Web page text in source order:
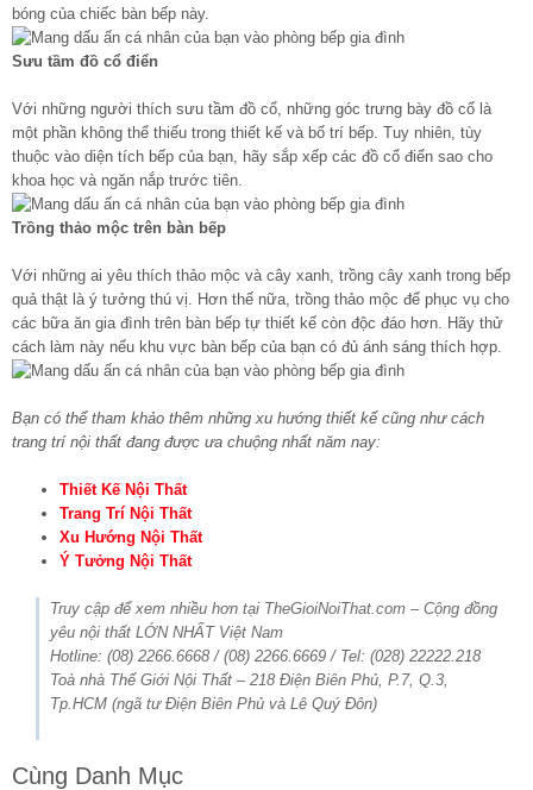
bóng của chiếc bàn bếp này.
Sưu tầm đồ cổ điển
Với những người thích sưu tầm đồ cổ, những góc trưng bày đồ cổ là
một phần không thể thiếu trong thiết kế và bố trí bếp. Tuy nhiên, tùy
thuộc vào diện tích bếp của bạn, hãy sắp xếp các đồ cổ điển sao cho
khoa học và ngăn nắp trước tiên.
Trồng thảo mộc trên bàn bếp
Với những ai yêu thích thảo mộc và cây xanh, trồng cây xanh trong bếp
quả thật là ý tưởng thú vị. Hơn thế nữa, trồng thảo mộc để phục vụ cho
các bữa ăn gia đình trên bàn bếp tự thiết kế còn độc đáo hơn. Hãy thử
cách làm này nếu khu vực bàn bếp của bạn có đủ ánh sáng thích hợp.
Bạn có thể tham khảo thêm những xu hướng thiết kế cũng như cách
trang trí nội thất đang được ưa chuộng nhất năm nay:
Thiết Kế Nội Thất
Trang Trí Nội Thất
Xu Hướng Nội Thất
Ý Tưởng Nội Thất
Truy cập để xem nhiều hơn tại TheGioiNoiThat.com – Cộng đồng
yêu nội thất LỚN NHẤT Việt Nam
Hotline: (08) 2266.6668 / (08) 2266.6669 / Tel: (028) 22222.218
Toà nhà Thế Giới Nội Thất – 218 Điện Biên Phủ, P.7, Q.3,
Tp.HCM (ngã tư Điện Biên Phủ và Lê Quý Đôn)
Cùng Danh Mục